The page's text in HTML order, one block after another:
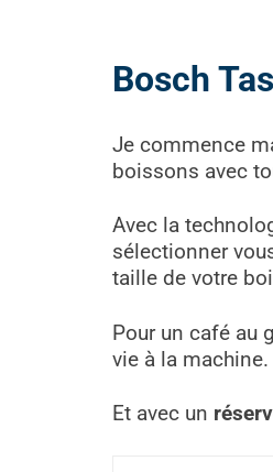
Bosch
Je commence
boissons avec
Avec la
sélectionner
taille de votre
Pour un café au
vie à la
Et avec un